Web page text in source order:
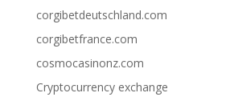
corgibetdeutschland.com
corgibetfrance.com
cosmocasinonz.com
Cryptocurrency exchange